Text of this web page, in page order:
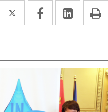
Twitter
Enlace
a
aplicación
externa.
Facebook
Enlace
a
aplicación
externa.
Enlace
a